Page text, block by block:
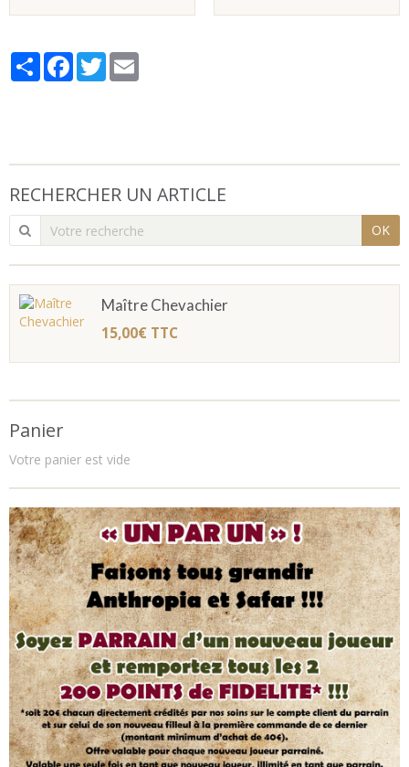
PartagerFacebook
Twitter
RECHERCHER UN ARTICLE
OK
Maître Chevachier
15,00€ TTC
Panier
Votre panier est vide